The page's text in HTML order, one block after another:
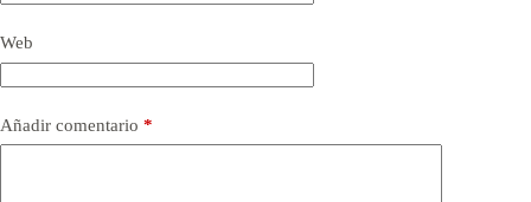
Web
Añadir comentario *